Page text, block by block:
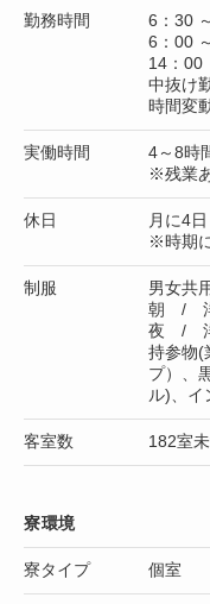
勤務時間
6：30
6：00
14：00
中抜け
時間変
実働時間
4～8時
※残業
休日
月に4
※時期
制服
男女共
朝 /
夜 /
持参物(
プ）、
ル)、
客室数 182室
寮環境
寮タイプ 個室